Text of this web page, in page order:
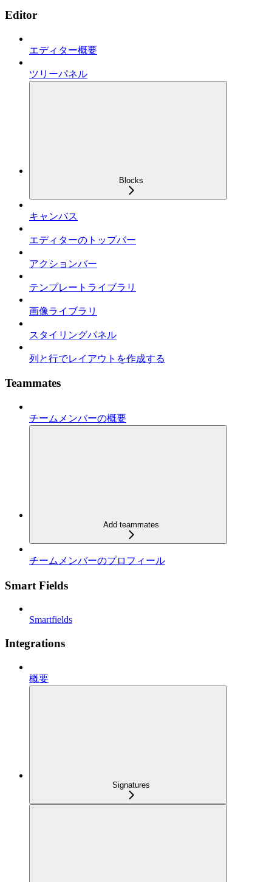
Editor
エディター概要
ツリーパネル
Blocks
キャンバス
エディターのトップバー
アクションバー
テンプレートライブラリ
画像ライブラリ
スタイリングパネル
列と行でレイアウトを作成する
Teammates
チームメンバーの概要
Add teammates
チームメンバーのプロフィール
Smart Fields
Smartfields
Integrations
概要
Signatures